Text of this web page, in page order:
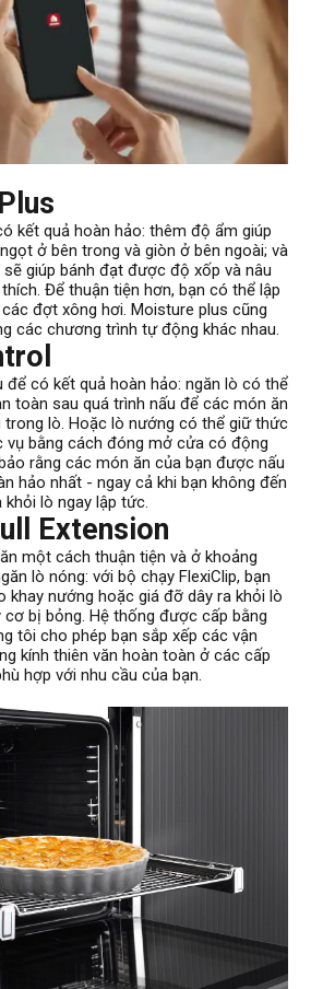
kết quả hoàn hảo: thêm độ ẩm giúp
ở bên trong và giòn ở bên ngoài; và
giúp bánh đạt được độ xốp và nâu
Để thuận tiện hơn, bạn có thể lập
đợt xông hơi. Moisture plus cũng
các chương trình tự động khác nhau.
để có kết quả hoàn hảo: ngăn lò có thể
toàn sau quá trình nấu để các món ăn
trong lò. Hoặc lò nướng có thể giữ thức
vụ bằng cách đóng mở cửa có động
rằng các món ăn của bạn được nấu
hảo nhất - ngay cả khi bạn không đến
lò ngay lập tức.
Extension
một cách thuận tiện và ở khoảng
lò nóng: với bộ chạy FlexiClip, bạn
khay nướng hoặc giá đỡ dây ra khỏi lò
bị bỏng. Hệ thống được cấp bằng
tôi cho phép bạn sắp xếp các vận
kính thiên văn hoàn toàn ở các cấp
hợp với nhu cầu của bạn.